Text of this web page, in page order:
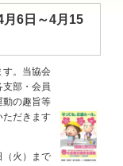
月6日～4月15
す。当協会
支部・会員
動の趣旨等
ただきます
火）まで